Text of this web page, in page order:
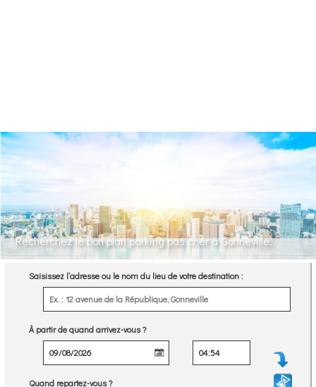
Recherchez le bon plan parking pas cher à Gonneville.
Saisissez l’adresse ou le nom du lieu de votre destination :
À partir de quand arrivez-vous ?
Quand repartez-vous ?